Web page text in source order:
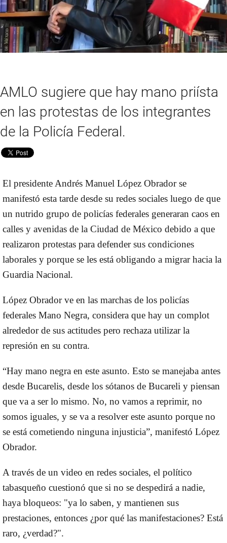
AMLO sugiere que hay mano priísta
en las protestas de los integrantes
de la Policía Federal.
El presidente Andrés Manuel López Obrador se
manifestó esta tarde desde su redes sociales luego de que
un nutrido grupo de policías federales generaran caos en
calles y avenidas de la Ciudad de México debido a que
realizaron protestas para defender sus condiciones
laborales y porque se les está obligando a migrar hacia la
Guardia Nacional.
López Obrador ve en las marchas de los policías
federales Mano Negra, considera que hay un complot
alrededor de sus actitudes pero rechaza utilizar la
represión en su contra.
“Hay mano negra en este asunto. Esto se manejaba antes
desde Bucarelis, desde los sótanos de Bucareli y piensan
que va a ser lo mismo. No, no vamos a reprimir, no
somos iguales, y se va a resolver este asunto porque no
se está cometiendo ninguna injusticia”, manifestó López
Obrador.
A través de un video en redes sociales, el político
tabasqueño cuestionó que si no se despedirá a nadie,
haya bloqueos: "ya lo saben, y mantienen sus
prestaciones, entonces ¿por qué las manifestaciones? Está
raro, ¿verdad?".